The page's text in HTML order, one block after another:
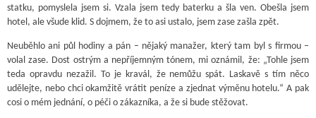
statku, pomyslela jsem si. Vzala jsem tedy baterku a šla ven. Obešla jsem
hotel, ale všude klid. S dojmem, že to asi ustalo, jsem zase zašla zpět.
Neuběhlo ani půl hodiny a pán – nějaký manažer, který tam byl s firmou –
volal zase. Dost ostrým a nepříjemným tónem, mi oznámil, že: „Tohle jsem
teda opravdu nezažil. To je kravál, že nemůžu spát. Laskavě s tím něco
udělejte, nebo chci okamžitě vrátit peníze a zjednat výměnu hotelu.“ A pak
cosi o mém jednání, o péči o zákazníka, a že si bude stěžovat.